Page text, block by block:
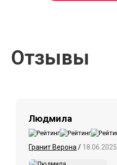
Отзывы
Людмила
Гранит Верона / 18.06.2025